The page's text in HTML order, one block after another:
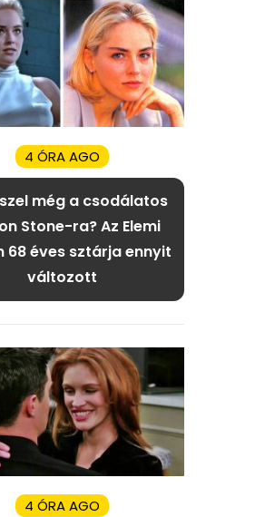
4 ÓRA AGO
még a csodálatos
Stone-ra? Az Elemi
68 éves sztárja ennyit
változott
4 ÓRA AGO